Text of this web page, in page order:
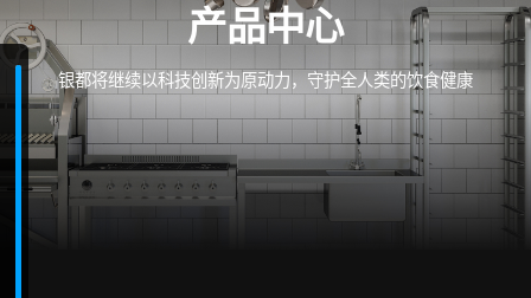
产品中心
银都将继续以科技创新为原动力，守护全人类的饮食健康